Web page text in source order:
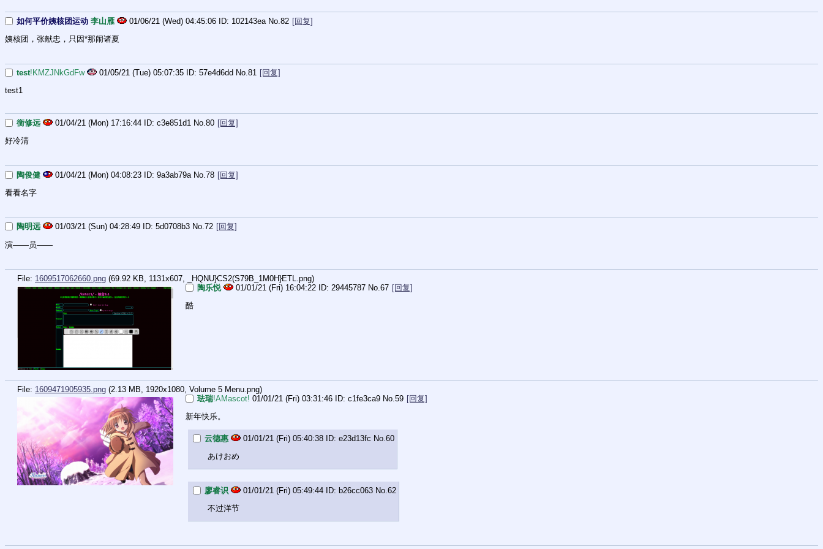
如何平价姨核团运动 李山雁 01/06/21 (Wed) 04:45:06 102143ea No. 82 [回复]
姨核团，张献忠，只因*那闹诸夏
test!KMZJNkGdFw 01/05/21 (Tue) 05:07:35 57e4d6dd No.81 [回复]
test1
衡修远 01/04/21 (Mon) 17:16:44 c3e851d1 No. 80 [回复]
好冷清
陶俊健 01/04/21 (Mon) 04:08:23 9a3ab79a No. 78 [回复]
看看名字
陶明远 01/03/21 (Sun) 04:28:49 5d0708b3 No.72 [回复]
演——员——
File: 1609517062660.png (69.92 KB, 1131x607, _HQNU}CS2(S79B_1M0H}ETL.png)
陶乐悦
01/01/21 (Fri) 16:04:22 29445787 No. 67 [回复]
酷
File: 1609471905935.png (2.13 MB, 1920x1080, Volume 5 Menu.png)
珐瑞!AMascot! 01/01/21 (Fri) 03:31:46 c1fe3ca9 No.59 [回复]
新年快乐。
云德惠 01/01/21 (Fri) 05:40:38 e23d13fc No. 60
あけおめ
廖睿识 01/01/21 (Fri) 05:49:44 b26cc063 No. 62
不过洋节